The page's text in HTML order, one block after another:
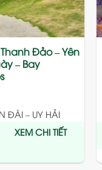
Đảo – Yên
– Bay
ĐÀI – UY HẢI
XEM CHI TIẾT